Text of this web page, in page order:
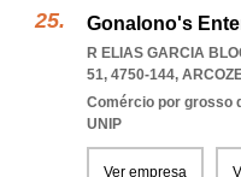
Gonalono's
R ELIAS GARCIA
51, 4750-144,
Comércio por grosso
UNIP
Ver empresa